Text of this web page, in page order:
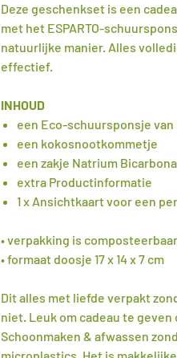
Deze geschenkset is een
met het ESPARTO-
natuurlijke manier. Alles
effectief.
INHOUD
een Eco-schuursponsje van
een kokosnootkommetje
een zakje Natrium
extra Productinformatie
1 x Ansichtkaart voor een
• verpakking is composteerbaar
• formaat doosje 17 x 14 x 7 cm
Dit alles met liefde verpakt
niet. Leuk om cadeau te
Schoonmaken & afwassen